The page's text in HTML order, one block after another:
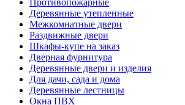
Деревянные утепленные
Межкомнатные двери
Раздвижные двери
Шкафы-купе на заказ
Дверная фурнитура
Деревянные двери и изделия
Для дачи, сада и дома
Деревянные лестницы
Окна ПВХ